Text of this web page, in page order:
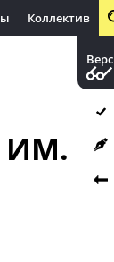
Коллектив
ИМ.